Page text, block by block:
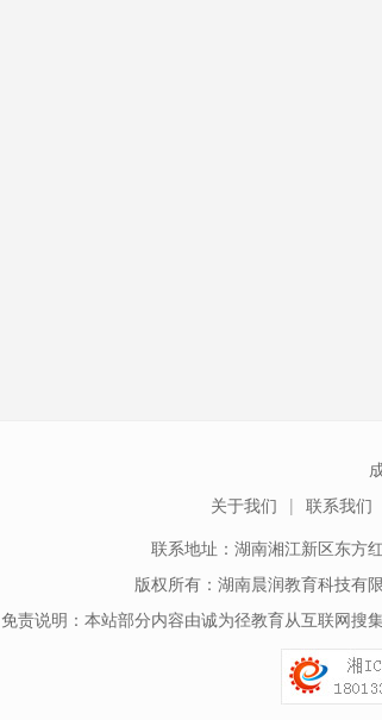
关于我们
联系我们
联系地址：湖南湘江新区东方
版权所有：湖南晨润教育科技有
免责说明：本站部分内容由诚为径教育从互联网搜